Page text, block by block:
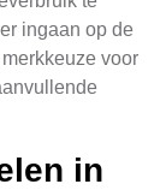
ingaan op de
voor
in